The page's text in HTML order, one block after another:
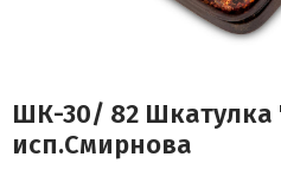
ШК-30/ 82 Шкатулка
исп.Смирнова